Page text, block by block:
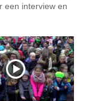
een interview en